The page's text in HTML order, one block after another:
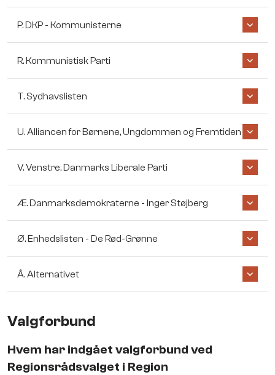
P. DKP - Kommunisterne
R. Kommunistisk Parti
T. Sydhavslisten
U. Alliancen for Børnene, Ungdommen og Fremtiden
V. Venstre, Danmarks Liberale Parti
Æ. Danmarksdemokraterne - Inger Støjberg
Ø. Enhedslisten - De Rød-Grønne
Å. Alternativet
Valgforbund
Hvem har indgået valgforbund ved
Regionsrådsvalget i Region